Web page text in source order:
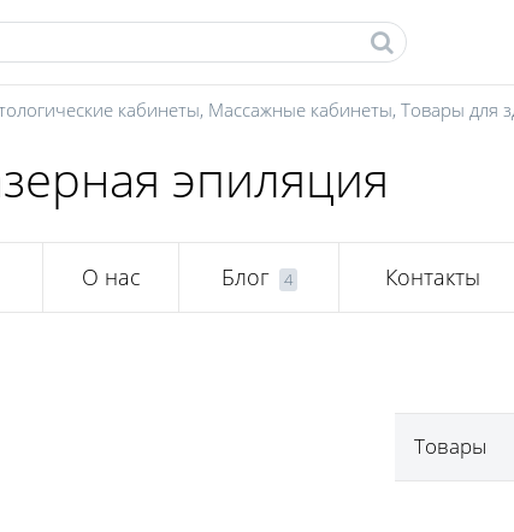
кабинеты, Массажные кабинеты, Товары для
эпиляция
О нас Блог 4 Контакты
Товары